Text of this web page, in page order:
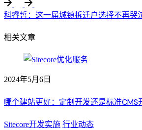
科睿哲：这一届城镇拆迁户选择不再哭
相关文章
2024年5月6日
哪个建站更好：定制开发还是标准CMS
Sitecore开发实施 行业动态